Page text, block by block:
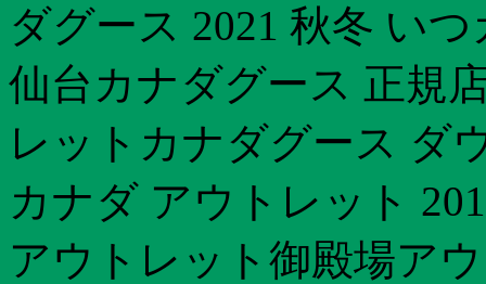
ダグース 2021 秋冬 い
仙台カナダグース 正規
レットカナダグース ダ
カナダ アウトレット
アウトレット御殿場ア